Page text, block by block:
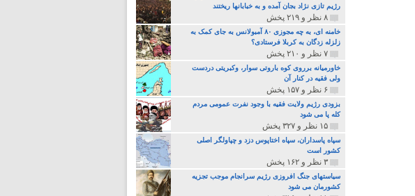
رژیم تازی نژاد بجان آمده و به خبابانها ریختند
۸ نظر و ۲۱۹ پخش
خامنه ای، به چه مجوزی ۸۰ آمبولانس به جای کمک به
زلزله زدگان به کربلا فرستادی؟
۷ نظر و ۲۱۰ پخش
خاورمیانه برروی کوه باروتی سوار، وکبریتی دردست
ولی فقیه در کنار آن
۶ نظر و ۱۵۷ پخش
بزودی رژیم ولایت فقیه با وجود نفرت عمومی مردم
کله پا می شود
۱۵ نظر و ۳۲۷ پخش
سپاه پاسداران، سپاه اختاپوس دزد و چپاولگر اصلی
کشور است
۳ نظر و ۱۶۲ پخش
سیاستهای جنگ افروزی رژیم سرانجام موجب تجزیه
کشورمان می شود